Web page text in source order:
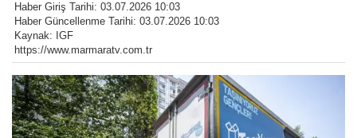
Haber Giriş Tarihi: 03.07.2026 10:03
Haber Güncellenme Tarihi: 03.07.2026 10:03
Kaynak: IGF
https://www.marmaratv.com.tr